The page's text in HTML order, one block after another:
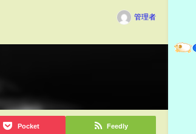
管理者
Pocket Feedly